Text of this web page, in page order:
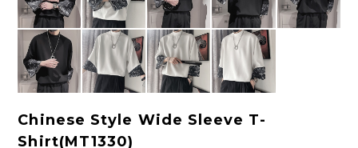
Chinese Style Wide Sleeve T-
Shirt(MT1330)